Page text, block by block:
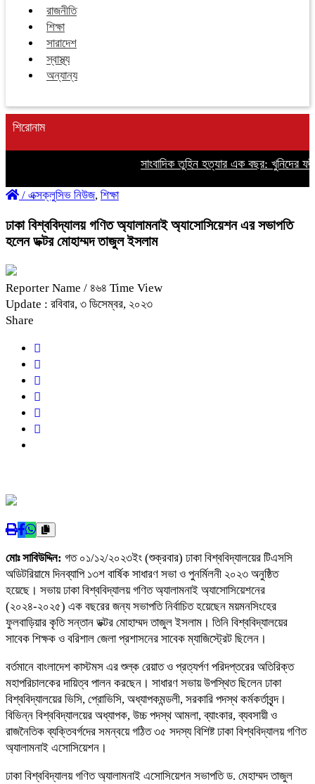
রাজনীতি
শিক্ষা
সারাদেশ
স্বাস্থ্য
অন্যান্য
শিরোনাম
সাংবাদিক তুহিন হত্যার এক বছর: খুনিদের
/ এক্সক্লুসিভ নিউজ, শিক্ষা
ঢাকা বিশ্ববিদ্যালয় গণিত অ্যালামনাই অ্যাসোসিয়েশন এর সভাপতি
হলেন ডক্টর মোহাম্মদ তাজুল ইসলাম
Reporter Name / ৪৬৪ Time View
Update : রবিবার, ৩ ডিসেম্বর, ২০২৩
Share
মোঃ সাবিউদ্দিন: গত ০১/১২/২০২৩ইং (শুক্রবার) ঢাকা বিশ্ববিদ্যালয়ের টিএসসি
অডিটরিয়ামে দিনব্যাপি ১৩শ বার্ষিক সাধারণ সভা ও পুনর্মিলনী ২০২৩ অনুষ্ঠিত
হয়েছে। সভায় ঢাকা বিশ্ববিদ্যালয় গণিত অ্যালামনাই অ্যাসোসিয়েশনের
(২০২৪-২০২৫) এক বছরের জন্য সভাপতি নির্বাচিত হয়েছেন ময়মনসিংহের
ফুলবাড়িয়ার কৃতি সন্তান ডক্টর মোহাম্মদ তাজুল ইসলাম। তিনি বিশ্ববিদ্যালয়ের
সাবেক শিক্ষক ও বরিশাল জেলা প্রশাসনের সাবেক ম্যাজিস্ট্রেট ছিলেন।
বর্তমানে বাংলাদেশ কাস্টমস এর শুল্ক রেয়াত ও প্রত্যর্পণ পরিদপ্তরের অতিরিক্ত
মহাপরিচালকের দায়িত্ব পালন করছেন। সাধারণ সভায় উপস্থিত ছিলেন ঢাকা
বিশ্ববিদ্যালয়ের ভিসি, প্রোভিসি, অধ্যাপকমন্ডলী, সরকারি পদস্থ কর্মকর্তাবৃন্দ।
বিভিন্ন বিশ্ববিদ্যালয়ের অধ্যাপক, উচ্চ পদস্থ আমলা, ব্যাংকার, ব্যবসায়ী ও
রাজনৈতিক ব্যক্তিবর্গদের সমন্বয়ে গঠিত ৩৫ সদস্য বিশিষ্ট ঢাকা বিশ্ববিদ্যালয় গণিত
অ্যালামনাই এসোসিয়েশন।
ঢাকা বিশ্ববিদ্যালয় গণিত অ্যালামনাই এসোসিয়েশন সভাপতি ড. মেহাম্মদ তাজুল